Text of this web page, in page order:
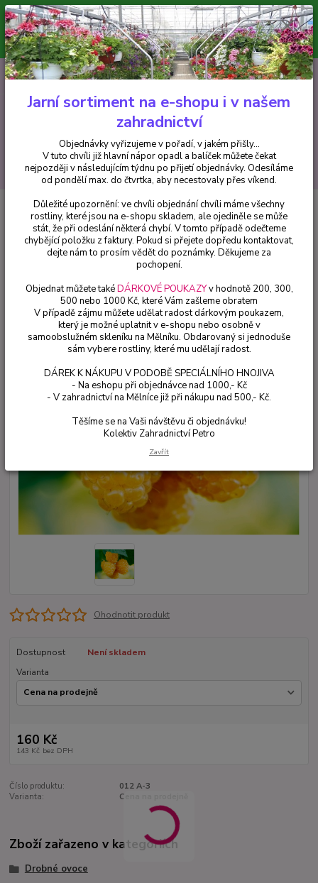
Minimální hodnota pro odeslání z e-shopu je 300 Kč.
V tuto chvíli již hlavní nápor objednávek opadl a balíček můžete čekat
nejpozději v následujícím týdnu po přijetí objednávky. Objednávky
vyřizujeme v pořadí, v jakém přišly...
CZK
Hledat
+420 602 223 614 0ks
za0 Kč
Drobné ovoce
Maliník balkonový-GOODASGOLD - cena na
prodejně
Maliník balkonový-
GOODASGOLD - cena na
prodejně
Ohodnotit produkt
Dostupnost
Není skladem
Varianta
160 Kč
143 Kč bez DPH
Číslo produktu:
012 A-3
Varianta:
Cena na prodejně
Zboží zařazeno v kategoriích
Drobné ovoce
Jarní sortiment na e-shopu i v našem
zahradnictví
Objednávky vyřizujeme v pořadí, v jakém přišly...
V tuto chvíli již hlavní nápor opadl a balíček můžete čekat
nejpozději v následujícím týdnu po přijetí objednávky. Odesíláme
od pondělí max. do čtvrtka, aby necestovaly přes víkend.
Důležité upozornění: ve chvíli objednání chvíli máme všechny
rostliny, které jsou na e-shopu skladem, ale ojediněle se může
stát, že při odeslání některá chybí. V tomto případě odečteme
chybějící položku z faktury. Pokud si přejete dopředu kontaktovat,
dejte nám to prosím vědět do poznámky. Děkujeme za
pochopení.
Objednat můžete takéDÁRKOVÉ POUKAZYv hodnotě 200, 300,
500 nebo 1000 Kč, které Vám zašleme obratem
V případě zájmu můžete udělat radost dárkovým poukazem,
který je možné uplatnit v e-shopu nebo osobně v
samoobslužném skleníku na Mělníku. Obdarovaný si jednoduše
sám vybere rostliny, které mu udělají radost.
DÁREK K NÁKUPU V PODOBĚ SPECIÁLNÍHO HNOJIVA
- Na eshopu při objednávce nad 1000,- Kč
- V zahradnictví na Mělníce již při nákupu nad 500,- Kč.
Těšíme se na Vaši návštěvu či objednávku!
Kolektiv Zahradnictví Petro
Zavřít